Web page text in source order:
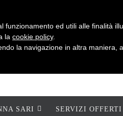
SARI SERVIZI
funzionamento ed utili alle finalità
la cookie policy.
la navigazione in altra maniera,